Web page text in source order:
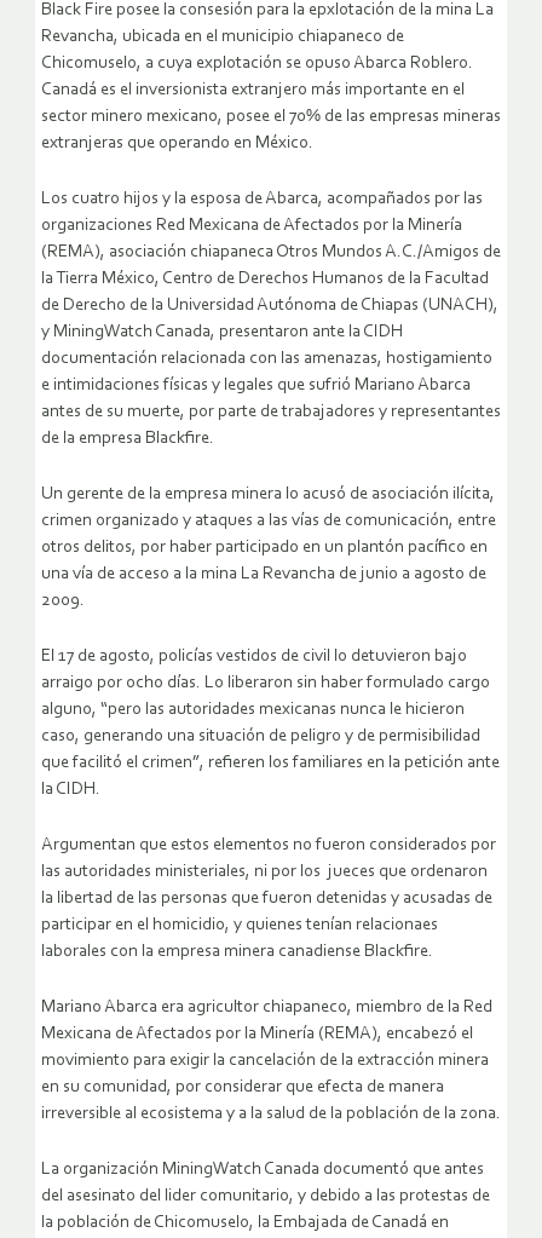
Black Fire posee la consesión para la epxlotación de la mina La
Revancha, ubicada en el municipio chiapaneco de
Chicomuselo, a cuya explotación se opuso Abarca Roblero.
Canadá es el inversionista extranjero más importante en el
sector minero mexicano, posee el 70% de las empresas mineras
extranjeras que operando en México.
Los cuatro hijos y la esposa de Abarca, acompañados por las
organizaciones Red Mexicana de Afectados por la Minería
(REMA), asociación chiapaneca Otros Mundos A.C./Amigos de
la Tierra México, Centro de Derechos Humanos de la Facultad
de Derecho de la Universidad Autónoma de Chiapas (UNACH),
y MiningWatch Canada, presentaron ante la CIDH
documentación relacionada con las amenazas, hostigamiento
e intimidaciones físicas y legales que sufrió Mariano Abarca
antes de su muerte, por parte de trabajadores y representantes
de la empresa Blackfire.
Un gerente de la empresa minera lo acusó de asociación ilícita,
crimen organizado y ataques a las vías de comunicación, entre
otros delitos, por haber participado en un plantón pacífico en
una vía de acceso a la mina La Revancha de junio a agosto de
2009.
El 17 de agosto, policías vestidos de civil lo detuvieron bajo
arraigo por ocho días. Lo liberaron sin haber formulado cargo
alguno, “pero las autoridades mexicanas nunca le hicieron
caso, generando una situación de peligro y de permisibilidad
que facilitó el crimen”, refieren los familiares en la petición ante
la CIDH.
Argumentan que estos elementos no fueron considerados por
las autoridades ministeriales, ni por los jueces que ordenaron
la libertad de las personas que fueron detenidas y acusadas de
participar en el homicidio, y quienes tenían relacionaes
laborales con la empresa minera canadiense Blackfire.
Mariano Abarca era agricultor chiapaneco, miembro de la Red
Mexicana de Afectados por la Minería (REMA), encabezó el
movimiento para exigir la cancelación de la extracción minera
en su comunidad, por considerar que efecta de manera
irreversible al ecosistema y a la salud de la población de la zona.
La organización MiningWatch Canada documentó que antes
del asesinato del lider comunitario, y debido a las protestas de
la población de Chicomuselo, la Embajada de Canadá en